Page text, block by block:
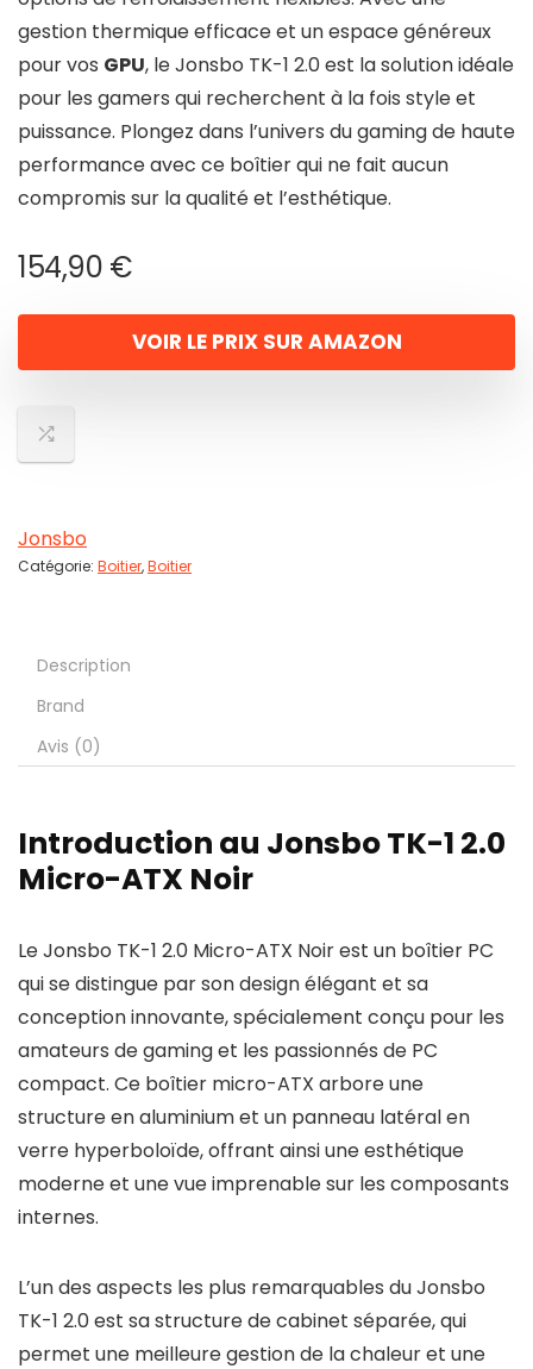
gestion thermique efficace et un espace généreux
pour vos GPU, le Jonsbo TK-1 2.0 est la solution idéale
pour les gamers qui recherchent à la fois style et
puissance. Plongez dans l’univers du gaming de haute
performance avec ce boîtier qui ne fait aucun
compromis sur la qualité et l’esthétique.
154,90 €
VOIR LE PRIX SUR AMAZON
Jonsbo
Catégorie: Boitier,Boitier
Description
Brand
Avis (0)
Introduction au Jonsbo TK-1 2.0
Micro-ATX Noir
Le Jonsbo TK-1 2.0 Micro-ATX Noir est un boîtier PC
qui se distingue par son design élégant et sa
conception innovante, spécialement conçu pour les
amateurs de gaming et les passionnés de PC
compact. Ce boîtier micro-ATX arbore une
structure en aluminium et un panneau latéral en
verre hyperboloïde, offrant ainsi une esthétique
moderne et une vue imprenable sur les composants
internes.
L’un des aspects les plus remarquables du Jonsbo
TK-1 2.0 est sa structure de cabinet séparée, qui
permet une meilleure gestion de la chaleur et une